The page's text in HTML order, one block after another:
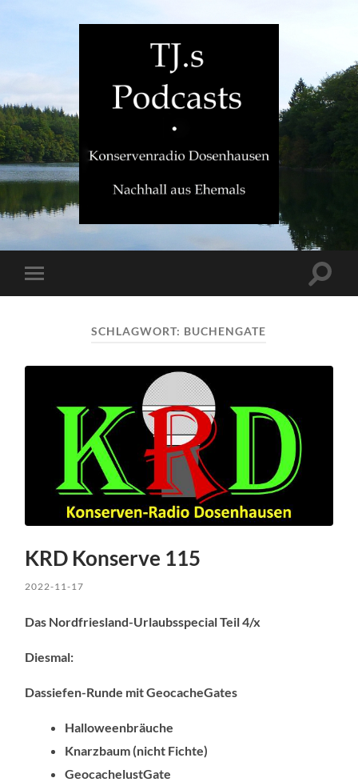
TJ.s
Mobile-
Menü
SCHLAGWORT: BUCHENGATE
KRD Konserve 115
2022-11-17
Das Nordfriesland-Urlaubsspecial Teil 4/x
Diesmal:
Dassiefen-Runde mit GeocacheGates
Halloweenbräuche
Knarzbaum (nicht Fichte)
GeocachelustGate